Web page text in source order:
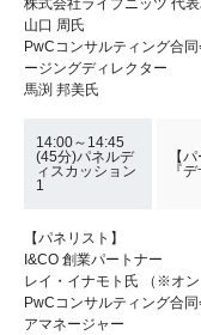
山口 周氏
PwCコンサルティング合
ージングディレクター
馬渕 邦美氏
14:00～14:45
(45分)パネルデ
ィスカッション
1
【
『
【パネリスト】
I&CO 創業パートナー
レイ・イナモト氏 （※オン
PwCコンサルティング合
アマネージャー